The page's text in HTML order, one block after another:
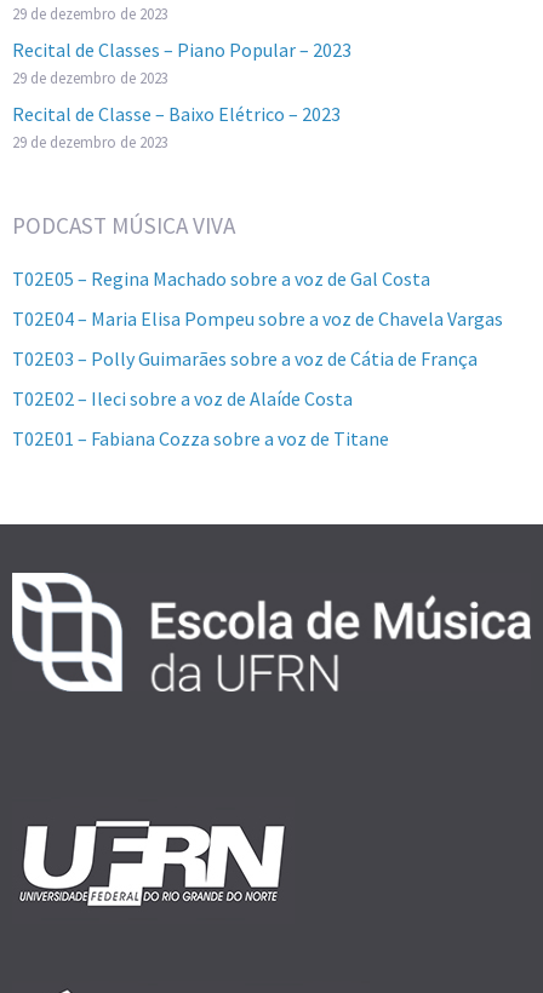
29 de dezembro de 2023
Recital de Classes – Piano Popular – 2023
29 de dezembro de 2023
Recital de Classe – Baixo Elétrico – 2023
29 de dezembro de 2023
PODCAST MÚSICA VIVA
T02E05 – Regina Machado sobre a voz de Gal Costa
T02E04 – Maria Elisa Pompeu sobre a voz de Chavela Vargas
T02E03 – Polly Guimarães sobre a voz de Cátia de França
T02E02 – Ileci sobre a voz de Alaíde Costa
T02E01 – Fabiana Cozza sobre a voz de Titane